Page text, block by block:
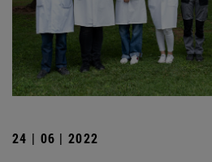
24 | 06 | 2022